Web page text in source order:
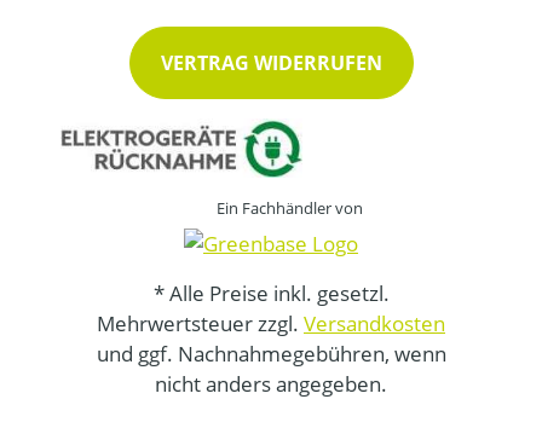
VERTRAG WIDERRUFEN
Ein Fachhändler von
* Alle Preise inkl. gesetzl.
Mehrwertsteuer zzgl. Versandkosten
und ggf. Nachnahmegebühren, wenn
nicht anders angegeben.